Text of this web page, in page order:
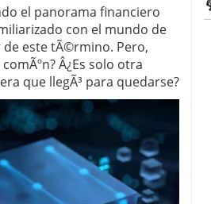
muchas empresas
2026
Mexicanos Antes de
reales para pymes
por cuenta propia
el panorama financiero
con el mundo de
este tÃ©rmino. Pero,
Â¿Es solo otra
que llegÃ³ para quedarse?